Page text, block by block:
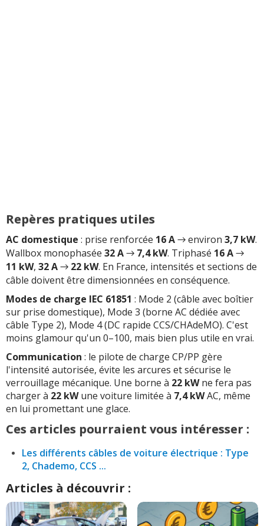
Repères pratiques utiles
AC domestique : prise renforcée 16 A→ environ 3,7 kW.
Wallbox monophasée 32 A→ 7,4 kW. Triphasé 16 A→
11 kW, 32 A→ 22 kW. En France, intensités et sections de
câble doivent être dimensionnées en conséquence.
Modes de charge IEC 61851 : Mode 2 (câble avec boîtier
sur prise domestique), Mode 3 (borne AC dédiée avec
câble Type 2), Mode 4 (DC rapide CCS/CHAdeMO). C'est
moins glamour qu'un 0–100, mais bien plus utile en vrai.
Communication : le pilote de charge CP/PP gère
l'intensité autorisée, évite les arcures et sécurise le
verrouillage mécanique. Une borne à 22 kWne fera pas
charger à 22 kWune voiture limitée à 7,4 kWAC, même
en lui promettant une glace.
Ces articles pourraient vous intéresser :
Les différents câbles de voiture électrique : Type
2, Chademo, CCS ...
Articles à découvrir :